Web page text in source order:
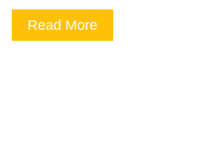
Read More